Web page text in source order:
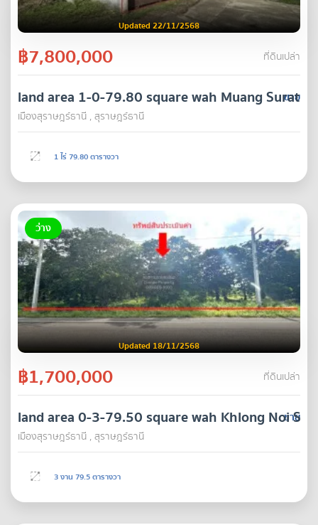
Updated 22/11/2568
฿7,800,000 ที่ดินเปล่า
ขาย
land area 1-0-79.80 square wah Muang Surat
เมืองสุราษฎร์ธานี , สุราษฎร์ธานี
1 ไร่ 79.80 ตารางวา
ว่าง
Updated 18/11/2568
฿1,700,000 ที่ดินเปล่า
ขาย
land area 0-3-79.50 square wah Khlong Noi
เมืองสุราษฎร์ธานี , สุราษฎร์ธานี
3 งาน 79.5 ตารางวา